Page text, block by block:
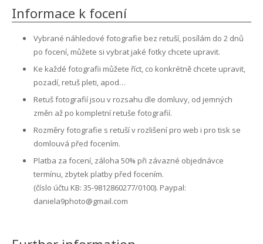
Informace k focení
Vybrané náhledové fotografie bez retuší, posílám do 2 dnů
po focení, můžete si vybrat jaké fotky chcete upravit.
Ke každé fotografii můžete říct, co konkrétně chcete upravit,
pozadí, retuš pleti, apod…
Retuš fotografií jsou v rozsahu dle domluvy, od jemných
změn až po kompletní retuše fotografií.
Rozměry fotografie s retuší v rozlišení pro web i pro tisk se
domlouvá před focením.
Platba za focení, záloha 50% při závazné objednávce
termínu, zbytek platby před focením.
(číslo účtu KB: 35-9812860277/0100). Paypal:
daniela9photo@gmail.com